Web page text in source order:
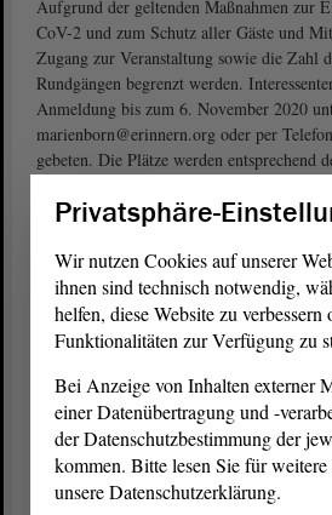
Aufgrund der geltenden Maßnahmen zur
CoV-2 und zum Schutz aller Gäste und
Zugang zur Veranstaltung sowie die Zahl
Rundgängen begrenzt werden.
Anmeldung bis zum 6. November 2020
marienborn@erinnern.org oder per
gebeten. Die Plätze werden entsprechend
„Die Zeit ist reif!
Vom 9. November bis 18. Dezember 2020
außerdem Schülerprojekttage mit dem
Entdeckungsreise mit Fritzi“ an.
Klassenstufen 5 bis 8 lernen mit der
Animationsfilmes „Fritzi – Eine
einem anschließenden Workshop die
Teilung sowie der friedlichen Revolution
Teilnahme ist kostenfrei. Weitere
sowie der Anmeldung erhalten
www.erinnern.org oder per Telefon unter
Privatsphäre-
Wir nutzen Cookies auf unserer
ihnen sind technisch notwendig,
helfen, diese Website zu verbessern
Funktionalitäten zur Verfügung zu
Bei Anzeige von Inhalten externer
einer Datenübertragung und -
der Datenschutzbestimmung der
kommen. Bitte lesen Sie für
unsere Datenschutzerklärung.